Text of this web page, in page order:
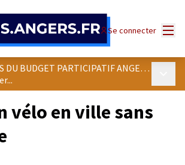
Se connecter
LES RÉALISATIONS DU BUDGET PARTICIPATIF ANGEVIN
vélo en ville sans